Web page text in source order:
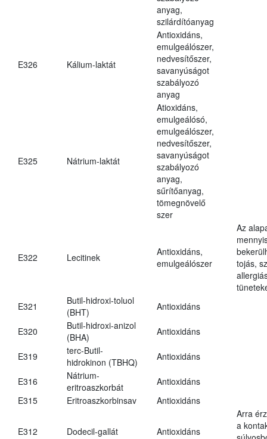
anyag,
szilárdítóanyag
E326 Kálium-laktát
Antioxidáns,
emulgeálószer,
nedvesítőszer,
savanyúságot
szabályozó
anyag
E325 Nátrium-laktát
Atioxidáns,
emulgeálósó,
emulgeálószer,
nedvesítőszer,
savanyúságot
szabályozó
anyag,
sűrítőanyag,
tömegnövelő
szer
E322 Lecitinek
Antioxidáns,
emulgeálószer
Az
tojás,
E321
Butil-hidroxi-toluol
(BHT)
Antioxidáns
E320
Butil-hidroxi-anizol
(BHA)
Antioxidáns
E319
terc-Butil-
hidrokinon (TBHQ)
Antioxidáns
E316
Nátrium-
eritroaszkorbát
Antioxidáns
E315
Eritroaszkorbinsav Antioxidáns
E312 Dodecil-gallát Antioxidáns
Arra
a